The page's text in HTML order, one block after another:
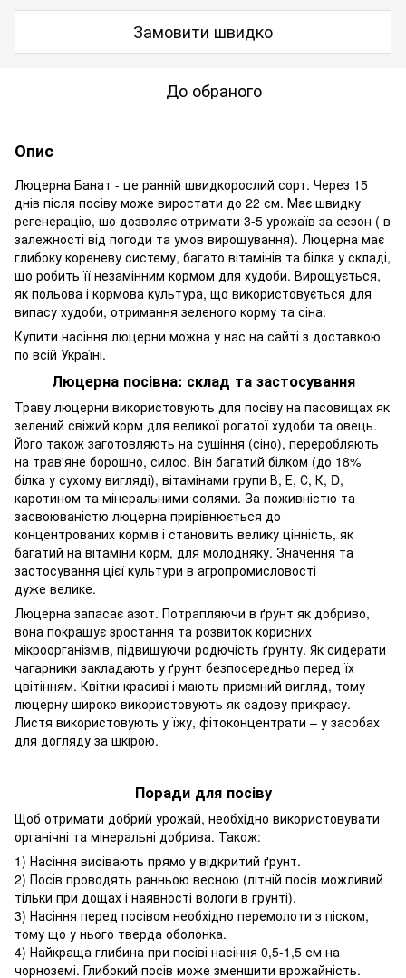
Замовити швидко
До обраного
Опис
Люцерна Банат - це ранній швидкорослий сорт. Через 15
днів після посіву може виростати до 22 см. Має швидку
регенерацію, шо дозволяє отримати 3-5 урожаїв за сезон ( в
залежності від погоди та умов вирощування). Люцерна має
глибоку кореневу систему, багато вітамінів та білка у складі,
що робить її незамінним кормом для худоби. Вирощується,
як польова і кормова культура, що використовується для
випасу худоби, отримання зеленого корму та сіна.
Купити насіння люцерни можна у нас на сайті з доставкою
по всій Україні.
Люцерна посівна: склад та застосування
Траву люцерни використовують для посіву на пасовищах як
зелений свіжий корм для великої рогатої худоби та овець.
Його також заготовляють на сушіння (сіно), переробляють
на трав'яне борошно, силос. Він багатий білком (до 18%
білка у сухому вигляді), вітамінами групи В, Е, С, К, D,
каротином та мінеральними солями. За поживністю та
засвоюваністю люцерна прирівнюється до
концентрованих кормів і становить велику цінність, як
багатий на вітаміни корм, для молодняку. Значення та
застосування цієї культури в агропромисловості
дуже велике.
Люцерна запасає азот. Потрапляючи в ґрунт як добриво,
вона покращує зростання та розвиток корисних
мікроорганізмів, підвищуючи родючість ґрунту. Як сидерати
чагарники закладають у ґрунт безпосередньо перед їх
цвітінням. Квітки красиві і мають приємний вигляд, тому
люцерну широко використовують як садову прикрасу.
Листя використовують у їжу, фітоконцентрати – у засобах
для догляду за шкірою.
Поради для посіву
Щоб отримати добрий урожай, необхідно використовувати
органічні та мінеральні добрива. Також:
1) Насіння висівають прямо у відкритий ґрунт.
2) Посів проводять ранньою весною (літній посів можливий
тільки при дощах і наявності вологи в грунті).
3) Насіння перед посівом необхідно перемолоти з піском,
тому що у нього тверда оболонка.
4) Найкраща глибина при посіві насіння 0,5-1,5 см на
чорноземі. Глибокий посів може зменшити врожайність.